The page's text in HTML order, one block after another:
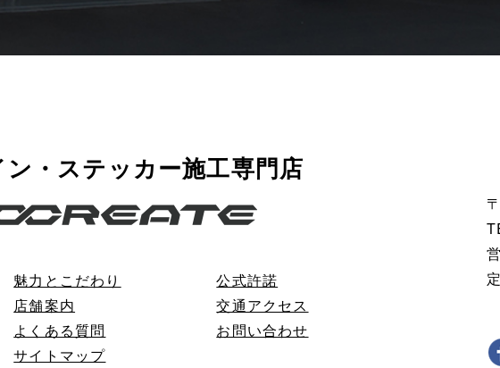
・ステッカー施工専門店
魅力とこだわり
公式許諾
店舗案内
交通アクセス
よくある質問
お問い合わせ
サイトマップ